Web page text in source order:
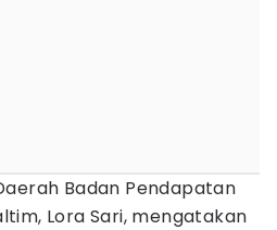
Badan Pendapatan
Lora Sari, mengatakan